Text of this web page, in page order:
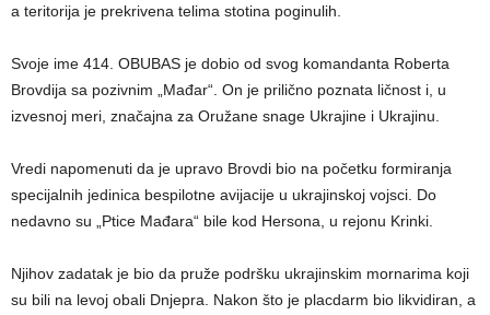
a teritorija je prekrivena telima stotina poginulih.
Svoje ime 414. OBUBAS je dobio od svog komandanta Roberta
Brovdija sa pozivnim „Mađar“. On je prilično poznata ličnost i, u
izvesnoj meri, značajna za Oružane snage Ukrajine i Ukrajinu.
Vredi napomenuti da je upravo Brovdi bio na početku formiranja
specijalnih jedinica bespilotne avijacije u ukrajinskoj vojsci. Do
nedavno su „Ptice Mađara“ bile kod Hersona, u rejonu Krinki.
Njihov zadatak je bio da pruže podršku ukrajinskim mornarima koji
su bili na levoj obali Dnjepra. Nakon što je placdarm bio likvidiran, a